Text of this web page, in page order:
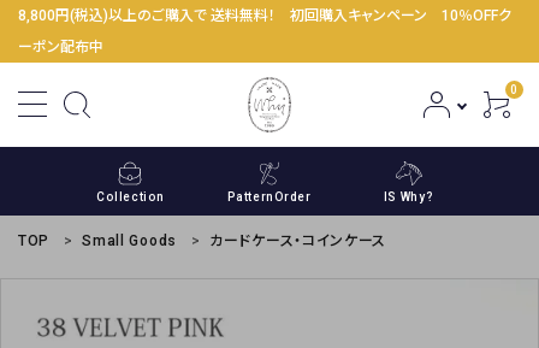
8,800円(税込)以上のご購入で 送料無料！ 初回購入キャンペーン 10％OFFク
ーポン配布中
0
Collection PatternOrder IS Why?
TOP Small Goods カードケース・コインケース